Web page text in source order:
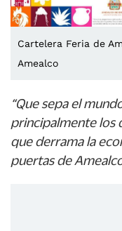
Cartelera Feria de
Amealco
“Que sepa el
principalmente los
que derrama la
puertas de